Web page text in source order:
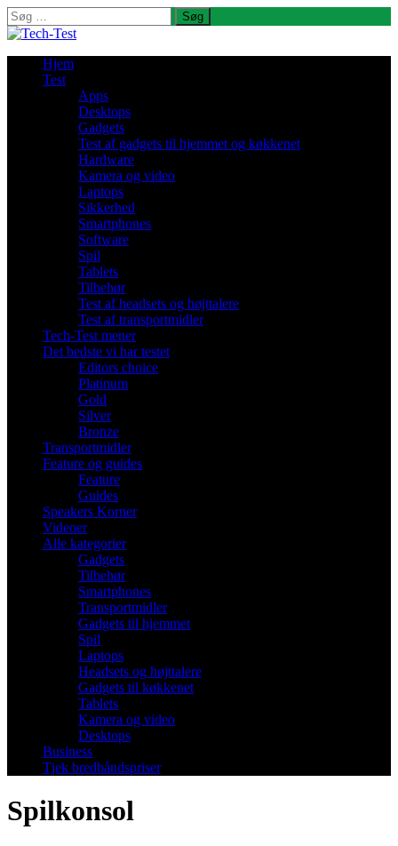
Søg
efter:
Hjem
Test
Apps
Desktops
Gadgets
Test af gadgets til hjemmet og køkkenet
Hardware
Kamera og video
Laptops
Sikkerhed
Smartphones
Software
Spil
Tablets
Tilbehør
Test af headsets og højttalere
Test af transportmidler
Tech-Test mener
Det bedste vi har testet
Editors choice
Platinum
Gold
Silver
Bronze
Transportmidler
Feature og guides
Feature
Guides
Speakers Korner
Videoer
Alle kategorier
Gadgets
Tilbehør
Smartphones
Transportmidler
Gadgets til hjemmet
Spil
Laptops
Headsets og højttalere
Gadgets til køkkenet
Tablets
Kamera og video
Desktops
Business
Tjek bredbåndspriser
Spilkonsol